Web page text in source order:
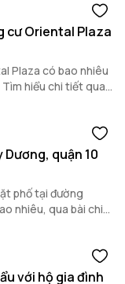
cư Oriental Plaza
Plaza có bao nhiêu
hiểu chi tiết qua
quận 10
phố tại đường
nhiêu, qua bài chia
với hộ gia đình